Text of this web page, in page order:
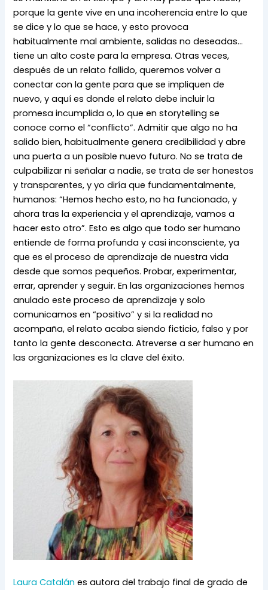
porque la gente vive en una incoherencia entre lo que
se dice y lo que se hace, y esto provoca
habitualmente mal ambiente, salidas no deseadas…
tiene un alto coste para la empresa. Otras veces,
después de un relato fallido, queremos volver a
conectar con la gente para que se impliquen de
nuevo, y aquí es donde el relato debe incluir la
promesa incumplida o, lo que en storytelling se
conoce como el “conflicto”. Admitir que algo no ha
salido bien, habitualmente genera credibilidad y abre
una puerta a un posible nuevo futuro. No se trata de
culpabilizar ni señalar a nadie, se trata de ser honestos
y transparentes, y yo diría que fundamentalmente,
humanos: “Hemos hecho esto, no ha funcionado, y
ahora tras la experiencia y el aprendizaje, vamos a
hacer esto otro”. Esto es algo que todo ser humano
entiende de forma profunda y casi inconsciente, ya
que es el proceso de aprendizaje de nuestra vida
desde que somos pequeños. Probar, experimentar,
errar, aprender y seguir. En las organizaciones hemos
anulado este proceso de aprendizaje y solo
comunicamos en “positivo” y si la realidad no
acompaña, el relato acaba siendo ficticio, falso y por
tanto la gente desconecta. Atreverse a ser humano en
las organizaciones es la clave del éxito.
Laura Catalán es autora del trabajo final de grado de